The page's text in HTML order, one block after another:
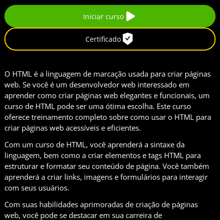
Iniciar curso
Certificado
O HTML é a linguagem de marcação usada para criar páginas
web. Se você é um desenvolvedor web interessado em
aprender como criar páginas web elegantes e funcionais, um
curso de HTML pode ser uma ótima escolha. Este curso
oferece treinamento completo sobre como usar o HTML para
criar páginas web acessíveis e eficientes.
Com um curso de HTML, você aprenderá a sintaxe da
linguagem, bem como a criar elementos e tags HTML para
estruturar e formatar seu conteúdo de página. Você também
aprenderá a criar links, imagens e formulários para interagir
com seus usuários.
Com suas habilidades aprimoradas de criação de páginas
web, você pode se destacar em sua carreira de